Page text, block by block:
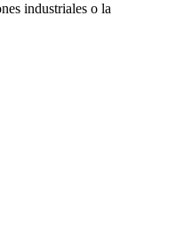
industriales o la